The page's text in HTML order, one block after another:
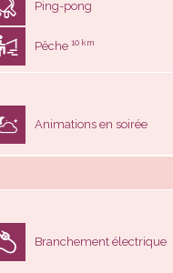
Ping-pong
Pêche 10 km
Animations en soirée
Branchement électrique